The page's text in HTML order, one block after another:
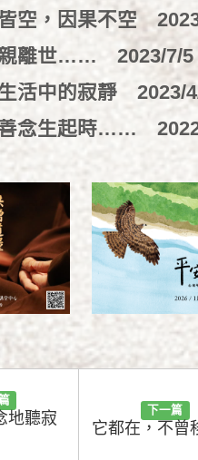
空，因果不空
親離世…… 2023/7/5
活中的寂靜 2023/
念生起時……
地聽寂
下一篇
它都在，不曾